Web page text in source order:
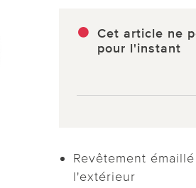
Cet article ne
pour l'instant
Revêtement
l'extérieur